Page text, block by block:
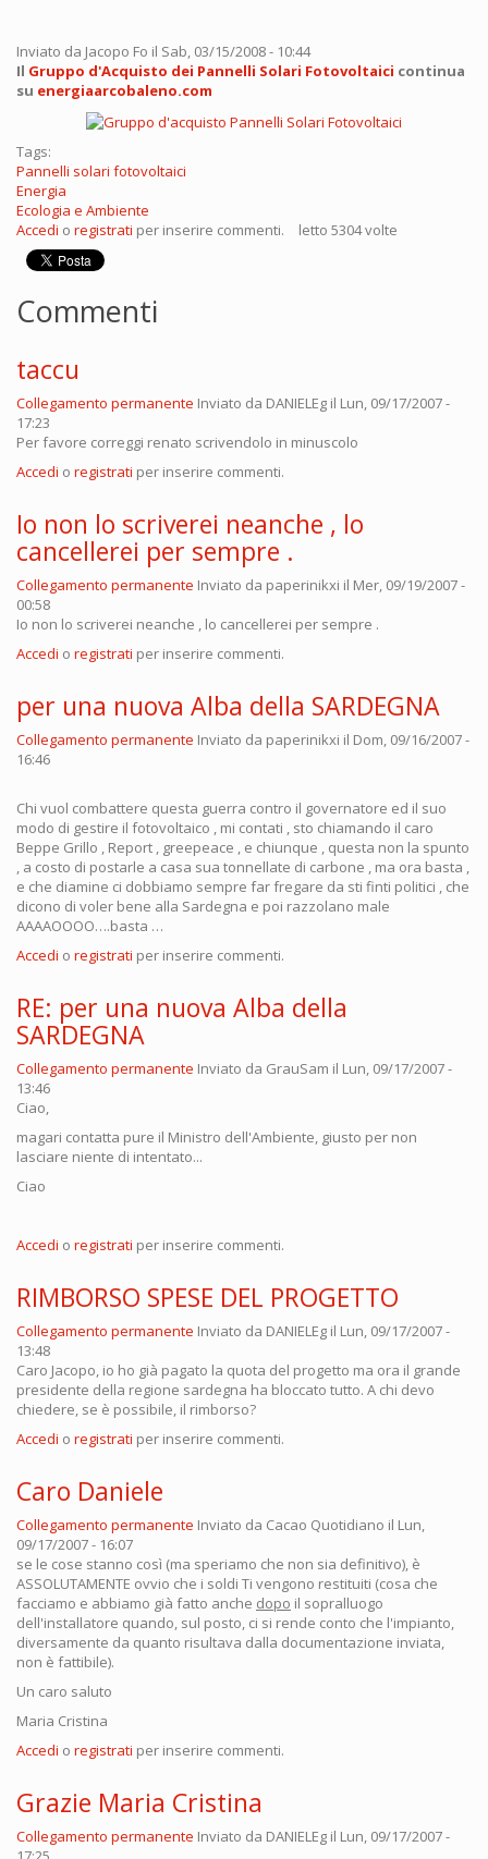
Inviato da Jacopo Fo il Sab, 03/15/2008 - 10:44
Il Gruppo d'Acquisto dei Pannelli Solari Fotovoltaici continua
su energiaarcobaleno.com
Tags:
Pannelli solari fotovoltaici
Energia
Ecologia e Ambiente
Accedi o registrati per inserire commenti. letto 5304 volte
Commenti
taccu
Collegamento permanente Inviato da DANIELEg il Lun, 09/17/2007 -
17:23
Per favore correggi renato scrivendolo in minuscolo
Accedi o registrati per inserire commenti.
Io non lo scriverei neanche , lo
cancellerei per sempre .
Collegamento permanente Inviato da paperinikxi il Mer, 09/19/2007 -
00:58
Io non lo scriverei neanche , lo cancellerei per sempre .
Accedi o registrati per inserire commenti.
per una nuova Alba della SARDEGNA
Collegamento permanente Inviato da paperinikxi il Dom, 09/16/2007 -
16:46
Chi vuol combattere questa guerra contro il governatore ed il suo
modo di gestire il fotovoltaico , mi contati , sto chiamando il caro
Beppe Grillo , Report , greepeace , e chiunque , questa non la spunto
, a costo di postarle a casa sua tonnellate di carbone , ma ora basta ,
e che diamine ci dobbiamo sempre far fregare da sti finti politici , che
dicono di voler bene alla Sardegna e poi razzolano male
AAAAOOOO….basta …
Accedi o registrati per inserire commenti.
RE: per una nuova Alba della
SARDEGNA
Collegamento permanente Inviato da GrauSam il Lun, 09/17/2007 -
13:46
Ciao,
magari contatta pure il Ministro dell'Ambiente, giusto per non
lasciare niente di intentato...
Ciao
Accedi o registrati per inserire commenti.
RIMBORSO SPESE DEL PROGETTO
Collegamento permanente Inviato da DANIELEg il Lun, 09/17/2007 -
13:48
Caro Jacopo, io ho già pagato la quota del progetto ma ora il grande
presidente della regione sardegna ha bloccato tutto. A chi devo
chiedere, se è possibile, il rimborso?
Accedi o registrati per inserire commenti.
Caro Daniele
Collegamento permanente Inviato da Cacao Quotidiano il Lun,
09/17/2007 - 16:07
se le cose stanno così (ma speriamo che non sia definitivo), è
ASSOLUTAMENTE ovvio che i soldi Ti vengono restituiti (cosa che
facciamo e abbiamo già fatto anche dopo il sopralluogo
dell'installatore quando, sul posto, ci si rende conto che l'impianto,
diversamente da quanto risultava dalla documentazione inviata,
non è fattibile).
Un caro saluto
Maria Cristina
Accedi o registrati per inserire commenti.
Grazie Maria Cristina
Collegamento permanente Inviato da DANIELEg il Lun, 09/17/2007 -